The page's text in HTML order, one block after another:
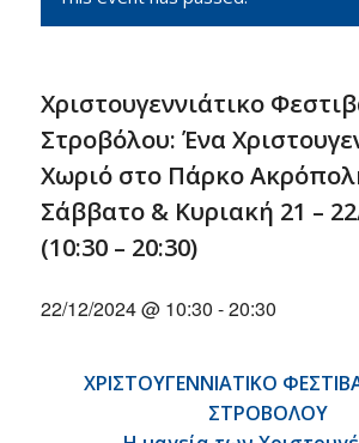
Χριστουγεννιάτικο
Στροβόλου: Ένα
Χωριό στο Πάρκο
Σάββατο & Κυριακή 21 –
(10:30 – 20:30)
22/12/2024 @ 10:30 -20:30
ΧΡΙΣΤΟΥΓΕΝΝΙΑΤΙΚΟ
ΣΤΡΟΒΟΛΟΥ